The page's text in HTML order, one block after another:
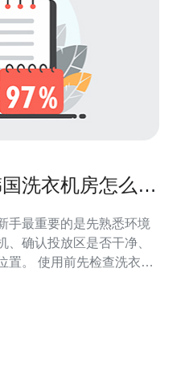
洗衣机房怎么用
手最重要的是先熟悉环境
确认投放区是否干净、
置。 使用前先检查洗衣机
立即停止使用并向店员